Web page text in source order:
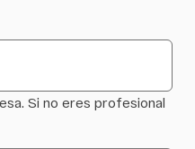
Si no eres profesional